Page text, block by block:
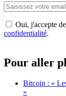
Oui, j'accepte
confidentialité.
Pour aller
Bitcoin : «
»